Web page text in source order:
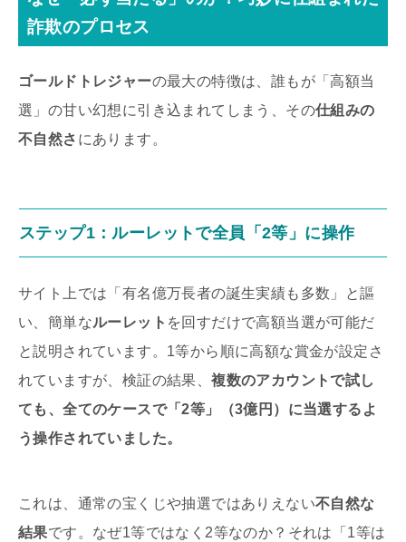
詐欺のプロセス
ゴールドトレジャーの最大の特徴は、誰もが「高額当
選」の甘い幻想に引き込まれてしまう、その仕組みの
不自然さ にあります。
ステップ1：ルーレット で全員「2等」に操作
サイト上では「有名億万長者の誕生実績も多数」と謳
い、簡単なルーレット を回すだけで高額当選が可能だ
と説明されています。1等から順に高額な賞金が設定さ
れていますが、検証の結果、複数のアカウントで試し
ても、全てのケースで「2等」（3億円）に当選するよ
う操作されていました。
これは、通常の宝くじや抽選ではありえない不自然な
結果です。なぜ1等ではなく2等なのか？それは「1等は